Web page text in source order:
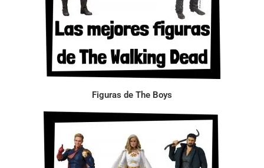
Figuras de The Boys